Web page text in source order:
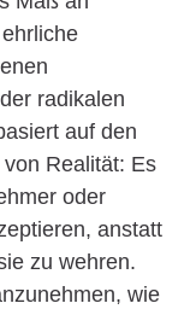
radikalen
auf den
Realität: Es
oder
anstatt
zu wehren.
wie